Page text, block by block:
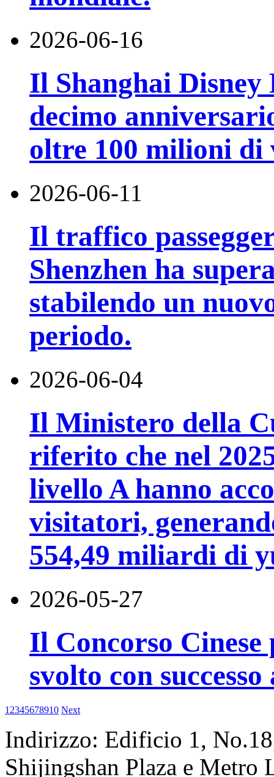
2026-06-16
Il Shanghai Disney
decimo
oltre 100 milioni
2026-06-11
Il traffico
Shenzhen ha
stabilendo un
periodo.
2026-06-04
Il Ministero della
riferito che nel
livello A hanno
visitatori,
554,49 miliardi di
2026-05-27
Il Concorso
svolto con
1 2345678910 Next
Indirizzo: Edificio 1,
Shijingshan Plaza e Metro